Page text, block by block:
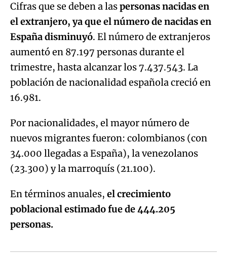
Cifras que se deben a laspersonas nacidas en
el extranjero, ya que el número de nacidas en
España disminuyó. El número de extranjeros
aumentó en 87.197 personas durante el
trimestre, hasta alcanzar los 7.437.543. La
población de nacionalidad española creció en
16.981.
Por nacionalidades, el mayor número de
nuevos migrantes fueron: colombianos (con
34.000 llegadas a España), la venezolanos
(23.300) y la marroquís (21.100).
En términos anuales, el crecimiento
poblacional estimado fue de 444.205
personas.